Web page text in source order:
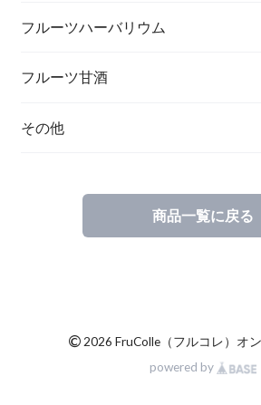
フルーツハーバリウム
フルーツ甘酒
その他
商品一覧に戻る
© 2026 FruColle（フルコレ）オ
powered by